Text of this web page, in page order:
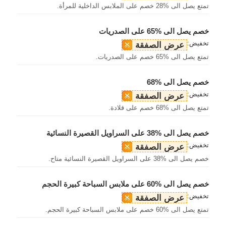
تمتع يصل الى %28 خصم على الملابس الداخلية للمرأة.
خصم يصل الى %65 على الصدريات
تخفيض: عرض الصفقة
تمتع يصل الى %65 خصم على الصدريات.
خصم يصل الى %68
تخفيض: عرض الصفقة
تمتع يصل الى %68 خصم على قلادة.
خصم يصل الى %38 على السراويل القصيرة النسائية
تخفيض: عرض الصفقة
خصم يصل الى %38 على السراويل القصيرة النسائية متاح.
خصم يصل الى %60 على ملابس السباحة كبيرة الحجم
تخفيض: عرض الصفقة
تمتع يصل الى %60 خصم على ملابس السباحة كبيرة الحجم.